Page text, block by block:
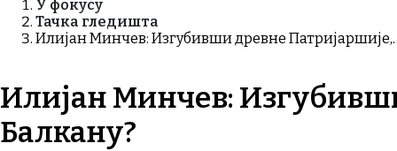
У фокусу
Тачка гледишта
Илијан Минчев: Изгубивши древне
Илијан Минчев:
Балкану?